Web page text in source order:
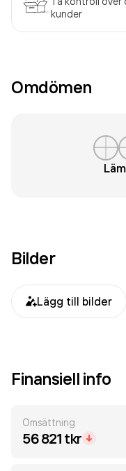
kunder
Omdömen
Bilder
Lägg till bilder
Finansiell info
Omsättning
56 821 tkr